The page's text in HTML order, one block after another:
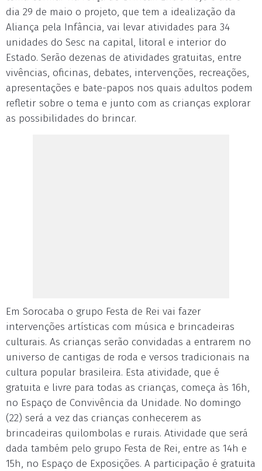
dia 29 de maio o projeto, que tem a idealização da
Aliança pela Infância, vai levar atividades para 34
unidades do Sesc na capital, litoral e interior do
Estado. Serão dezenas de atividades gratuitas, entre
vivências, oficinas, debates, intervenções, recreações,
apresentações e bate-papos nos quais adultos podem
refletir sobre o tema e junto com as crianças explorar
as possibilidades do brincar.
Em Sorocaba o grupo Festa de Rei vai fazer
intervenções artísticas com música e brincadeiras
culturais. As crianças serão convidadas a entrarem no
universo de cantigas de roda e versos tradicionais na
cultura popular brasileira. Esta atividade, que é
gratuita e livre para todas as crianças, começa às 16h,
no Espaço de Convivência da Unidade. No domingo
(22) será a vez das crianças conhecerem as
brincadeiras quilombolas e rurais. Atividade que será
dada também pelo grupo Festa de Rei, entre as 14h e
15h, no Espaço de Exposições. A participação é gratuita